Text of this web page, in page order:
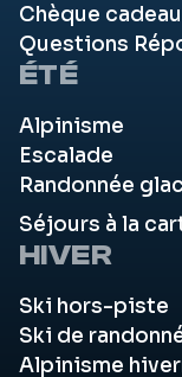
Chèque cadeau
Questions
ÉTÉ
Alpinisme
Escalade
Randonnée
Séjours à la
HIVER
Ski hors-piste
Ski de
Alpinisme